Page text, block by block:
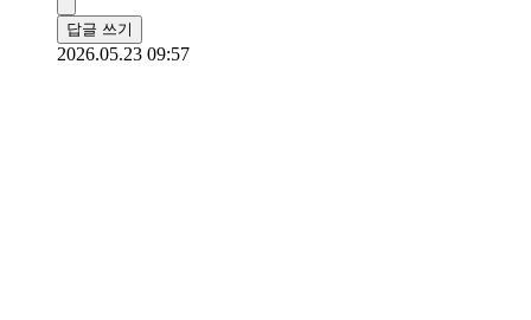
답글 쓰기
2026.05.23 09:57